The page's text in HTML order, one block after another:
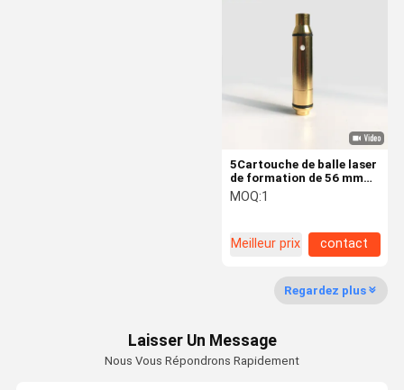
5Cartouche de balle laser
de formation de 56 mm
pour M16 M4 AR15
Simulateur de pratique de
MOQ:1
Meilleur prix contact
Regardez plus
Laisser Un Message
Nous Vous Répondrons Rapidement